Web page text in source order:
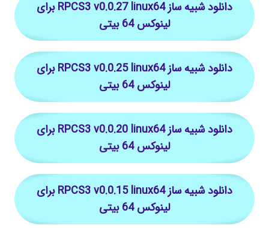
دانلود شبیه ساز RPCS3 v0.0.27 linux64 برای
لینوکس 64 بیتی
دانلود شبیه ساز RPCS3 v0.0.25 linux64 برای
لینوکس 64 بیتی
دانلود شبیه ساز RPCS3 v0.0.20 linux64 برای
لینوکس 64 بیتی
دانلود شبیه ساز RPCS3 v0.0.15 linux64 برای
لینوکس 64 بیتی